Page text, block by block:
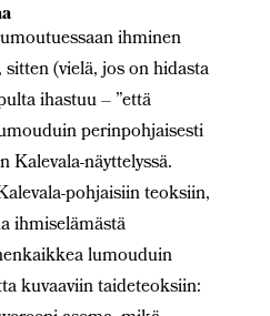
ihminen
(vielä, jos on hidasta
ihastuu – ”että
perinpohjaisesti
Kalevala-näyttelyssä.
pohjaisiin teoksiin,
ihmiselämästä
lumouduin
kuvaaviin taideteoksiin: